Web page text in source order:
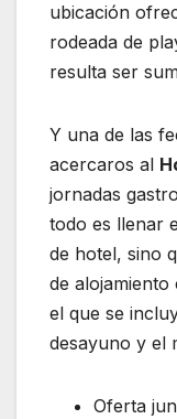
ubicación
rodeada de
resulta ser
Y una de las
acercaros al
jornadas
todo es llenar
de hotel, sino
de
el que se
desayuno y el
Oferta